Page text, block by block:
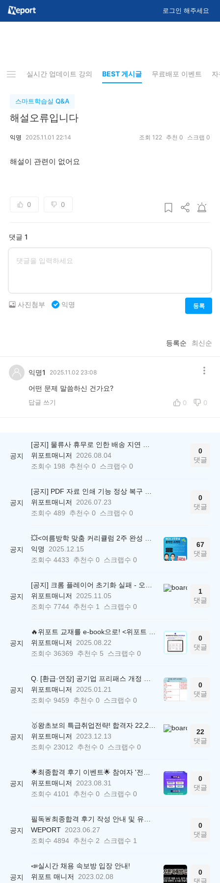
로그인 해주세요
사항 실시간 업데이트 강의 BEST 게시글 무료배포 이벤트
스마트학습실 Q&A
해설오류입니다
익명 2025.11.01 22:14 조회 122 추천 0 스크랩 0
해설이 관련이 없어요
0 0
댓글 1
등록
사진첨부 익명
등록순 최신순
익명1 2025.11.02 23:08
어떤 문제 말씀하신 건가요?
답글 쓰기 0 0
공지
위포트매니저
2026.08.04
조회수 198 추천수 0 스크랩수 0
0
댓글
공지
위포트매니저
2026.07.23
조회수 489 추천수 0 스크랩수 0
0
댓글
공지
익명
2025.12.15
조회수 4433 추천수 0 스크랩수 0
67
댓글
공지
위포트매니저
2025.11.05
조회수 7744 추천수 1 스크랩수 0
1
댓글
공지
위포트매니저
2025.08.22
조회수 36369 추천수 5 스크랩수 0
0
댓글
공지
위포트매니저
2025.01.21
조회수 9459 추천수 0 스크랩수 0
0
댓글
공지
위포트매니저
2023.12.13
조회수 23012 추천수 0 스크랩수 0
22
댓글
공지
위포트매니저
2023.08.31
조회수 4101 추천수 0 스크랩수 0
0
댓글
공지
WEPORT 2023.06.27
조회수 4894 추천수 2 스크랩수 1
0
댓글
공지
📣실시간 채용 속보방 입장 안내!
위포트 매니저
2023.02.08
0
댓글